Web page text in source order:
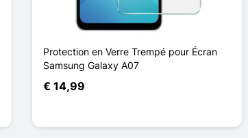
Protection en Verre Trempé pour Écran
Samsung Galaxy A07
€ 14,99